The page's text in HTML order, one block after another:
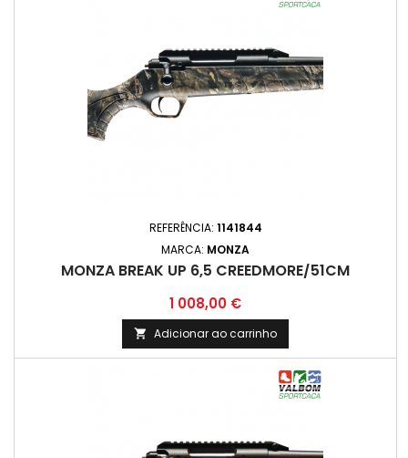
REFERÊNCIA: 1141844
MARCA: MONZA
MONZA BREAK UP 6,5 CREEDMORE/51CM
Preço
1 008,00 €
 Adicionar ao carrinho